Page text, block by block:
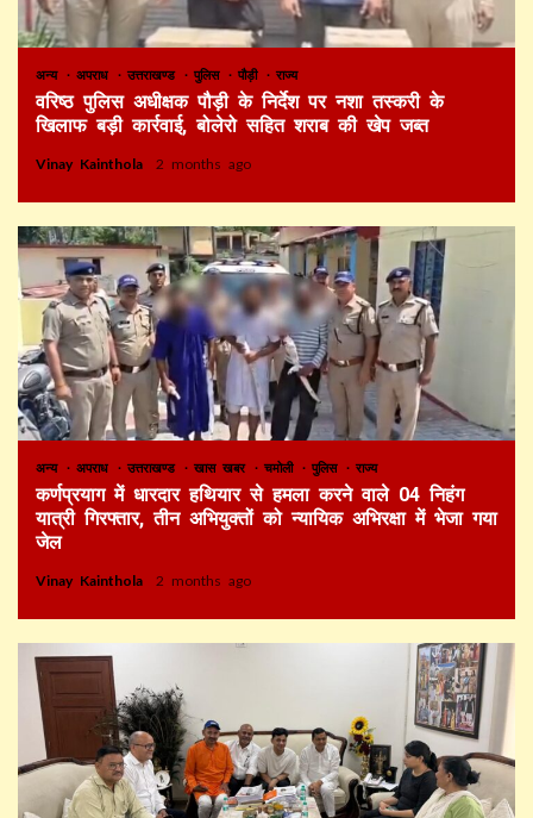
अन्य अपराध उत्तराखण्ड पुलिस पौड़ी राज्य
वरिष्ठ पुलिस अधीक्षक पौड़ी के निर्देश पर नशा तस्करी के
खिलाफ बड़ी कार्रवाई, बोलेरो सहित शराब की खेप जब्त
Vinay Kainthola 2 months ago
अन्य अपराध उत्तराखण्ड खास खबर चमोली पुलिस राज्य
कर्णप्रयाग में धारदार हथियार से हमला करने वाले 04 निहंग
यात्री गिरफ्तार, तीन अभियुक्तों को न्यायिक अभिरक्षा में भेजा गया
जेल
Vinay Kainthola 2 months ago